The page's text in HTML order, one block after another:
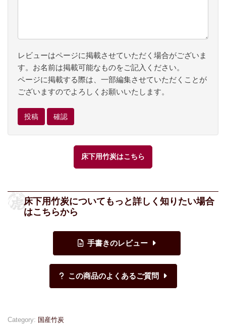
レビューはページに掲載させていただく場合がございま
す。お名前は掲載可能なものをご記入ください。
ページに掲載する際は、一部編集させていただくことが
ございますのでよろしくお願いいたします。
床下用竹炭はこちら
床下用竹炭についてもっと詳しく知りたい場合
はこちらから
Category: 国産竹炭